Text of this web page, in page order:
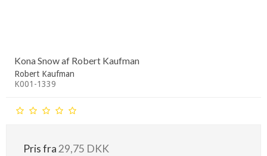
Kona Snow af Robert Kaufman
Robert Kaufman
K001-1339
Pris fra29,75 DKK